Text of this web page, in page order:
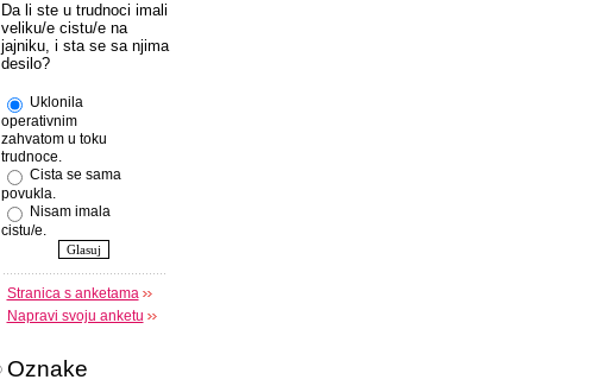
Da li ste u trudnoci imali
veliku/e cistu/e na
jajniku, i sta se sa njima
desilo?
Uklonila
operativnim
zahvatom u toku
trudnoce.
Cista se sama
povukla.
Nisam imala
cistu/e.
Stranica s anketama
Napravi svoju anketu
Oznake